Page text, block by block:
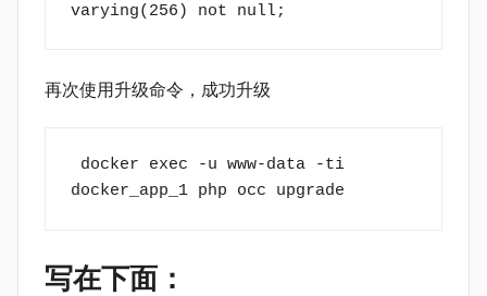
varying(256) not null;
再次使用升级命令，成功升级
docker_app_1 php occ upgrade
写在下面：